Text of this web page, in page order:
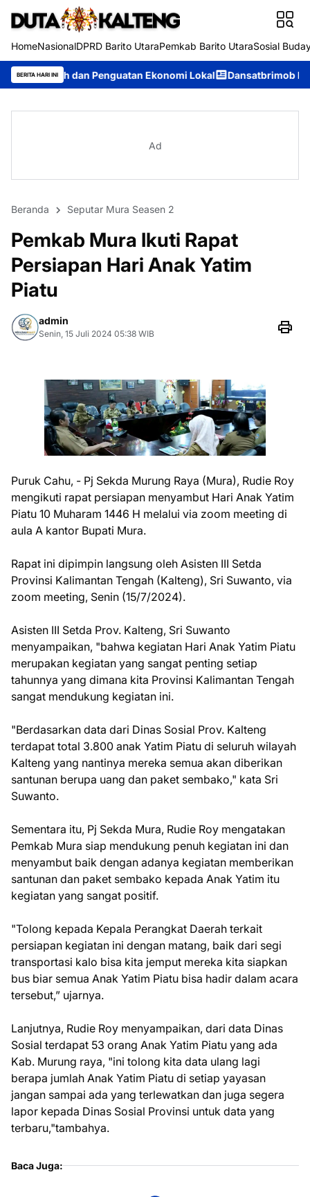
HomeNasionalDPRD Barito UtaraPemkab Barito UtaraSosial
BERITA HARI INI
Penguatan Ekonomi Lokal Dansatbrimob Polda Kalteng
Ad
Beranda Seputar Mura Seasen 2
Pemkab Mura Ikuti Rapat
Persiapan Hari Anak Yatim
Piatu
admin
Senin, 15 Juli 2024 05:38 WIB
Puruk Cahu, - Pj Sekda Murung Raya (Mura), Rudie Roy
mengikuti rapat persiapan menyambut Hari Anak Yatim
Piatu 10 Muharam 1446 H melalui via zoom meeting di
aula A kantor Bupati Mura.
Rapat ini dipimpin langsung oleh Asisten III Setda
Provinsi Kalimantan Tengah (Kalteng), Sri Suwanto, via
zoom meeting, Senin (15/7/2024).
Asisten III Setda Prov. Kalteng, Sri Suwanto
menyampaikan, "bahwa kegiatan Hari Anak Yatim Piatu
merupakan kegiatan yang sangat penting setiap
tahunnya yang dimana kita Provinsi Kalimantan Tengah
sangat mendukung kegiatan ini.
"Berdasarkan data dari Dinas Sosial Prov. Kalteng
terdapat total 3.800 anak Yatim Piatu di seluruh wilayah
Kalteng yang nantinya mereka semua akan diberikan
santunan berupa uang dan paket sembako," kata Sri
Suwanto.
Sementara itu, Pj Sekda Mura, Rudie Roy mengatakan
Pemkab Mura siap mendukung penuh kegiatan ini dan
menyambut baik dengan adanya kegiatan memberikan
santunan dan paket sembako kepada Anak Yatim itu
kegiatan yang sangat positif.
"Tolong kepada Kepala Perangkat Daerah terkait
persiapan kegiatan ini dengan matang, baik dari segi
transportasi kalo bisa kita jemput mereka kita siapkan
bus biar semua Anak Yatim Piatu bisa hadir dalam acara
tersebut,” ujarnya.
Lanjutnya, Rudie Roy menyampaikan, dari data Dinas
Sosial terdapat 53 orang Anak Yatim Piatu yang ada
Kab. Murung raya, "ini tolong kita data ulang lagi
berapa jumlah Anak Yatim Piatu di setiap yayasan
jangan sampai ada yang terlewatkan dan juga segera
lapor kepada Dinas Sosial Provinsi untuk data yang
terbaru,"tambahya.
Baca Juga: